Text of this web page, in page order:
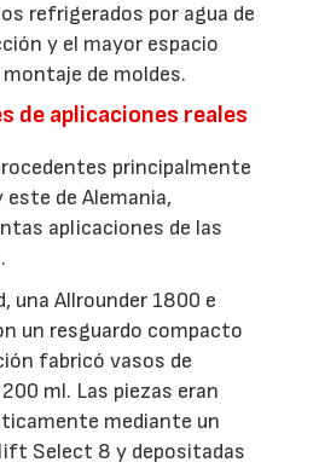
refrigerados por agua de
y el mayor espacio
de moldes.
de aplicaciones reales
principalmente
de Alemania,
aplicaciones de las
una Allrounder 1800 e
un resguardo compacto
fabricó vasos de
ml. Las piezas eran
mediante un
Select 8 y depositadas